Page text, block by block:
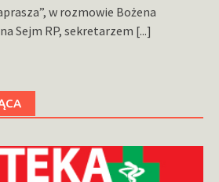
w rozmowie Bożena
Sejm RP, sekretarzem [...]